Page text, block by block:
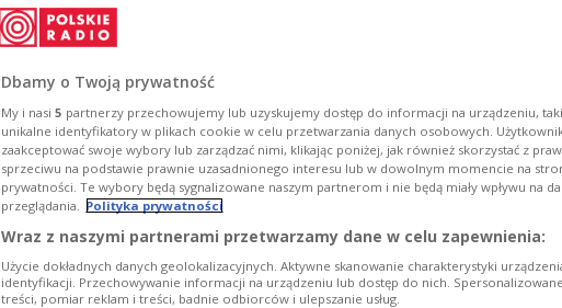
20 lipca 1969 roku Neil Armstrong, dowódca
człowiek stanął na powierzchni Księżyca,
wielki dla ludzkości".
Zobacz więcej na temat:
Pół wieku od historycznej misji na
16 lipca 1969 roku, dokładnie 50 lat temu z Centrum
Księżycowi amerykańska misja Apollo 11. Cztery dni
Dbamy o Twoją prywatność
My i nasi 5 partnerzy przechowujemy lub uzyskujemy dostęp do informacji na urządzeniu,
unikalne identyfikatory w plikach cookie w celu przetwarzania danych osobowych.
zaakceptować swoje wybory lub zarządzać nimi, klikając poniżej, jak również skorzystać z
sprzeciwu na podstawie prawnie uzasadnionego interesu lub w dowolnym momencie na
prywatności. Te wybory będą sygnalizowane naszym partnerom i nie będą miały wpływu na
przeglądania. Polityka prywatności
Wraz z naszymi partnerami przetwarzamy dane w celu zapewnienia:
Użycie dokładnych danych geolokalizacyjnych. Aktywne skanowanie charakterystyki
identyfikacji. Przechowywanie informacji na urządzeniu lub dostęp do nich.
treści, pomiar reklam i treści, badnie odbiorców i ulepszanie usług.